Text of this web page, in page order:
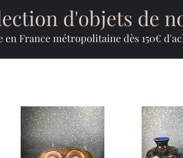
d'objets de
France métropolitaine dès 150€